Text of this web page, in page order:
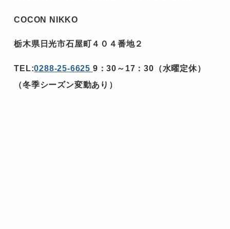
COCON NIKKO
栃木県日光市石屋町４０４番地２
TEL:0288-25-6625 9：30～17：30（水曜定休）
（冬季シーズン変動あり）